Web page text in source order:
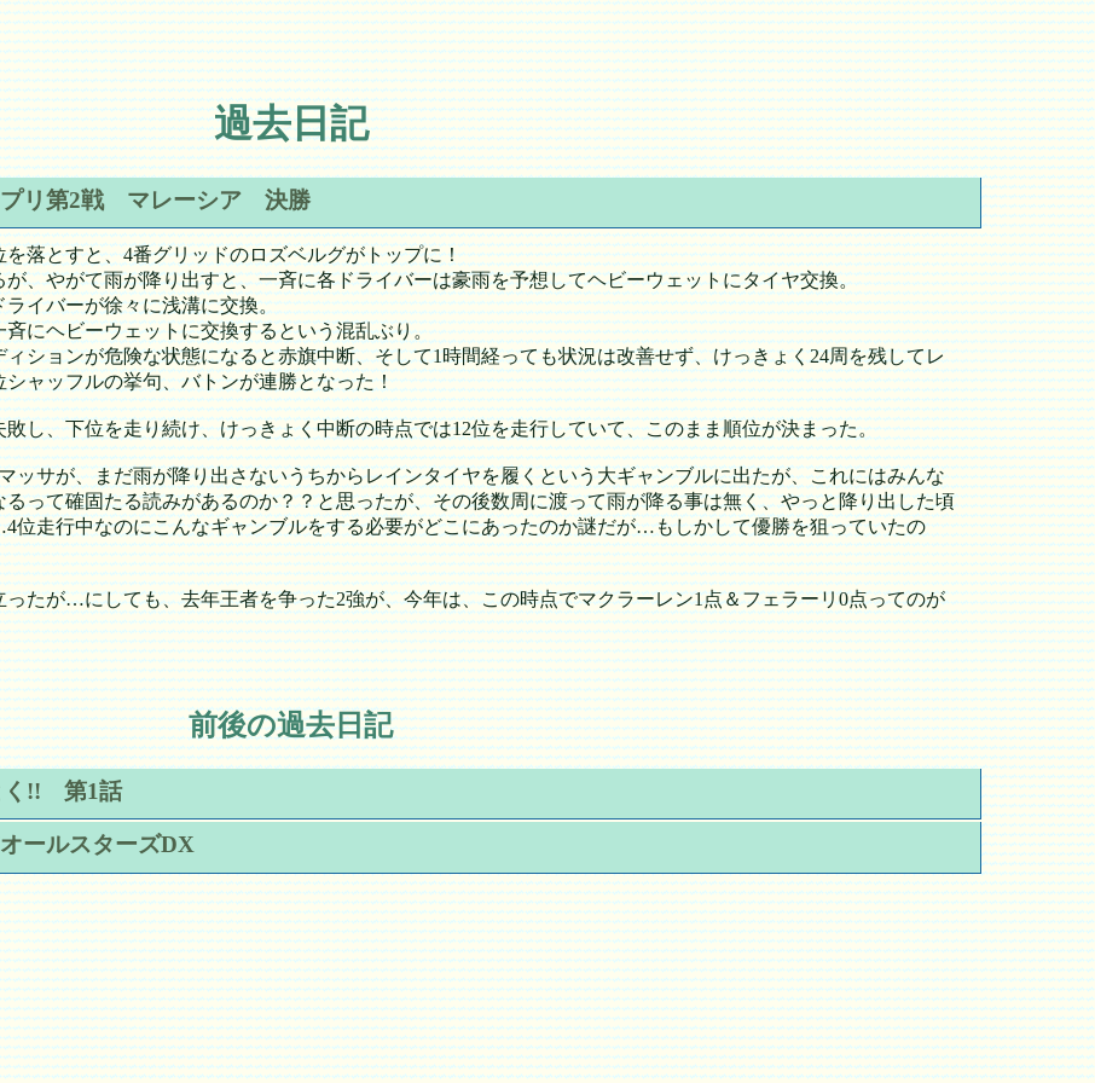
過去日記
プリ第2戦 マレーシア 決勝
落とすと、4番グリッドのロズベルグがトップに！
、やがて雨が降り出すと、一斉に各ドライバーは豪雨を予想してヘビーウェットにタイヤ交換。
イバーが徐々に浅溝に交換。
ヘビーウェットに交換するという混乱ぶり。
ョンが危険な状態になると赤旗中断、そして1時間経っても状況は改善せず、けっきょく24周を残してレ
ャッフルの挙句、バトンが連勝となった！
し、下位を走り続け、けっきょく中断の時点では12位を走行していて、このまま順位が決まった。
サが、まだ雨が降り出さないうちからレインタイヤを履くという大ギャンブルに出たが、これにはみんな
って確固たる読みがあるのか？？と思ったが、その後数周に渡って雨が降る事は無く、やっと降り出した頃
位走行中なのにこんなギャンブルをする必要がどこにあったのか謎だが…もしかして優勝を狙っていたの
たが…にしても、去年王者を争った2強が、今年は、この時点でマクラーレン1点＆フェラーリ0点ってのが
前後の過去日記
く!! 第1話
ールスターズDX